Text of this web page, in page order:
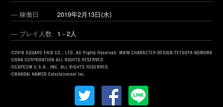
― 稼働日 2019年2月13日(水)
― プレイ人数 1 - 2人